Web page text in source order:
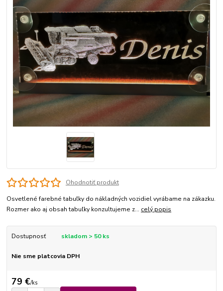
Ohodnotiť produkt
Osvetlené farebné tabuľky do nákladných vozidiel vyrábame na zákazku.
Rozmer ako aj obsah tabuľky konzultujeme z... celý popis
Dostupnosť skladom > 50 ks
Nie sme platcovia DPH
79 €/ks